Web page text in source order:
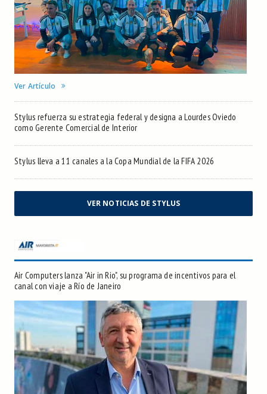
Ver Artículo
Stylus refuerza su estrategia federal y designa a Lourdes Oviedo
como Gerente Comercial de Interior
Stylus lleva a 11 canales a la Copa Mundial de la FIFA 2026
VER NOTICIAS DE STYLUS
Air Computers lanza "Air in Rio", su programa de incentivos para el
canal con viaje a Río de Janeiro